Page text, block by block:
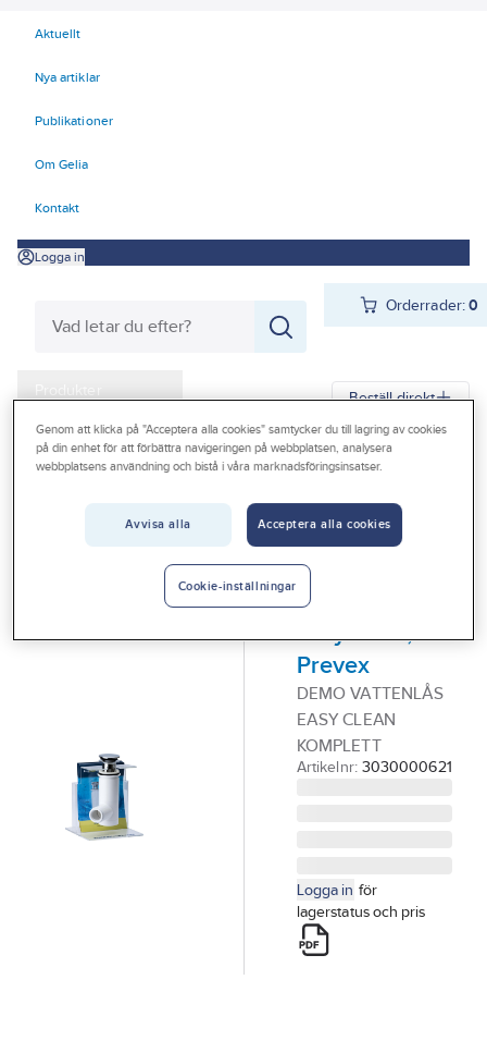
Aktuellt
Nya artiklar
Publikationer
Om Gelia
Kontakt
Logga in
Orderrader:0
Produkter
Kampanjer
Outlet
Beställ direkt
Gelia Produkter Gelia Butiksmaterial Butiksinredning
vattenlås
komplett,
EasyClean,
Prevex
DEMO VATTENLÅS
EASY CLEAN
KOMPLETT
Artikelnr: 3030000621
Logga in för
lagerstatus och pris
Genom att klicka på "Acceptera alla cookies" samtycker du till lagring av cookies
på din enhet för att förbättra navigeringen på webbplatsen, analysera
webbplatsens användning och bistå i våra marknadsföringsinsatser.
Avvisa alla Acceptera alla cookies
Cookie-inställningar